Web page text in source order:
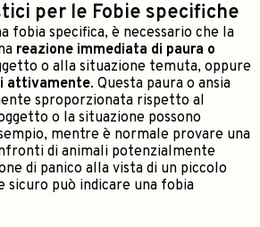
per le Fobie specifiche
fobia specifica, è necessario che la
reazione immediata di paura o
o alla situazione temuta, oppure
attivamente. Questa paura o ansia
sproporzionata rispetto al
o la situazione possono
mentre è normale provare una
di animali potenzialmente
di panico alla vista di un piccolo
sicuro può indicare una fobia